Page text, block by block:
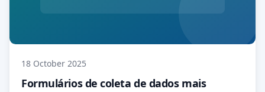
18 October 2025
Formulários de coleta de dados mais